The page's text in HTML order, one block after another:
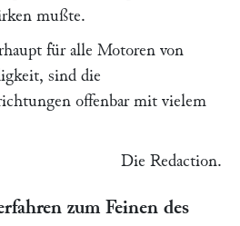
mußte.
für alle Motoren von
sind die
offenbar mit vielem
Die Redaction.
zum Feinen des